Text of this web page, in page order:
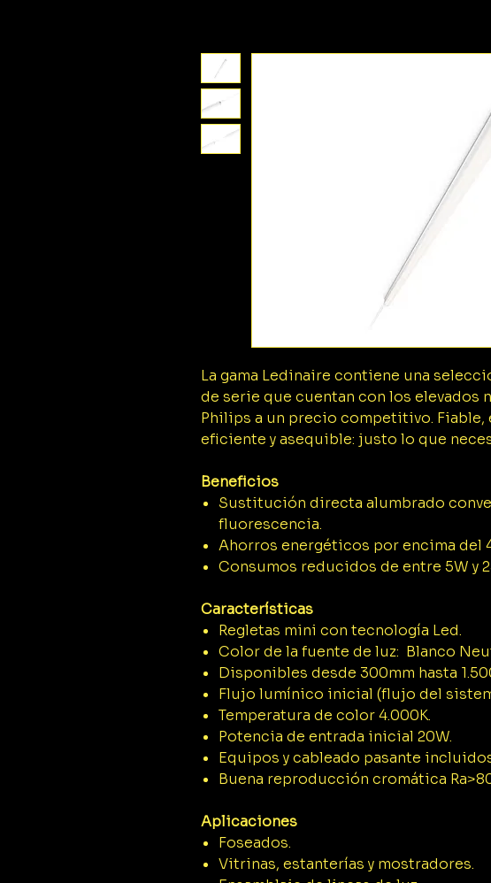
La gama Ledinaire contiene una
de serie que cuentan con los elevados
Philips a un precio competitivo. Fiable,
eficiente y asequible: justo lo que
Beneficios
Sustitución directa alumbrado
fluorescencia.
Ahorros energéticos por encima del
Consumos reducidos de entre 5W y
Características
Regletas mini con tecnología Led.
Color de la fuente de luz: Blanco
Disponibles desde 300mm hasta
Flujo lumínico inicial (flujo del
Temperatura de color 4.000K.
Potencia de entrada inicial 20W.
Equipos y cableado pasante
Buena reproducción cromática
Aplicaciones
Foseados.
Vitrinas, estanterías y mostradores.